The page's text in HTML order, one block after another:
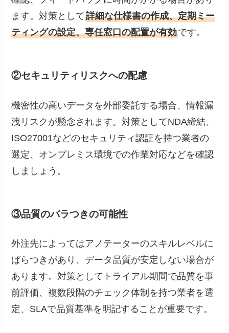
ます。対策として詳細な仕様書の作成、定期ミー
ティングの設定、専任窓口の配置が有効です。
②セキュリティリスクへの配慮
機密性の高いデータを外部委託する場合、情報漏
洩リスクが懸念されます。対策としてNDA締結、
ISO27001などのセキュリティ認証を持つ業者の
選定、オンプレミス環境での作業対応などを確認
しましょう。
③品質のバラつきの可能性
外注先によってはアノテーターのスキルレベルに
ばらつきがあり、データ品質が安定しない場合が
あります。対策としてトライアル期間で品質を事
前評価、複数段階のチェック体制を持つ業者を選
定、SLAで品質基準を明記することが重要です。